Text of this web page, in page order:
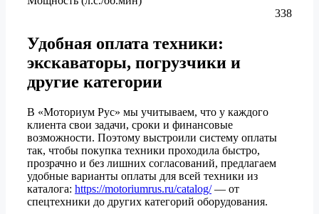
338
Удобная оплата техники:
экскаваторы, погрузчики и
другие категории
В «Моториум Рус» мы учитываем, что у каждого
клиента свои задачи, сроки и финансовые
возможности. Поэтому выстроили систему оплаты
так, чтобы покупка техники проходила быстро,
прозрачно и без лишних согласований, предлагаем
удобные варианты оплаты для всей техники из
каталога: https://motoriumrus.ru/catalog/— от
спецтехники до других категорий оборудования.